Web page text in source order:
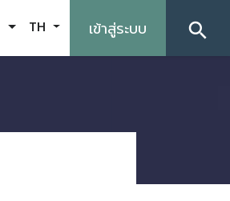
TH เข้าสู่ระบบ search